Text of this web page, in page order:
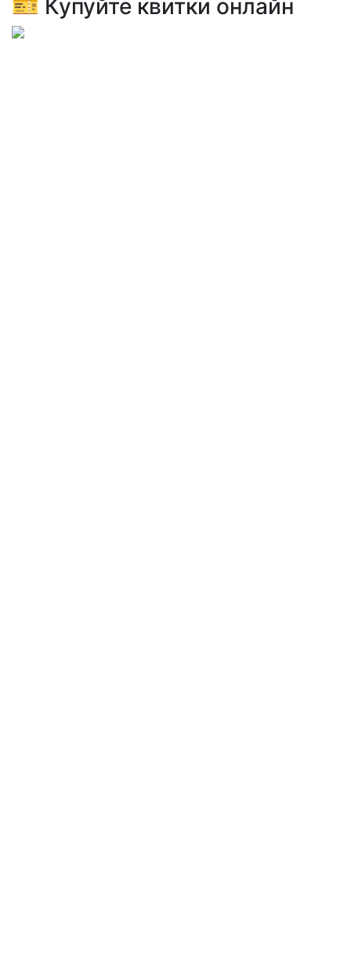
🎫 Купуйте квитки онлайн